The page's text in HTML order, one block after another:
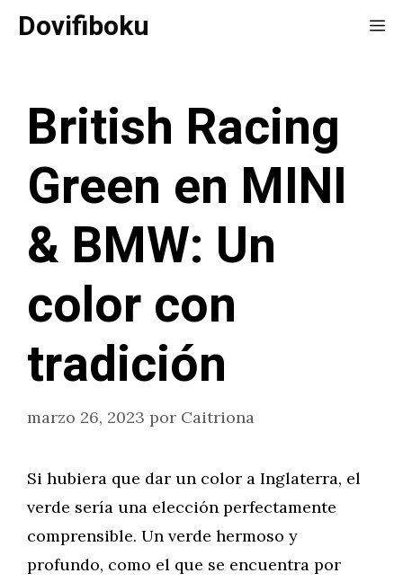
SaltarDovifiboku
British Racing
Green en MINI
& BMW: Un
color con
tradición
marzo 26, 2023 por Caitriona
Si hubiera que dar un color a Inglaterra, el
verde sería una elección perfectamente
comprensible. Un verde hermoso y
profundo, como el que se encuentra por